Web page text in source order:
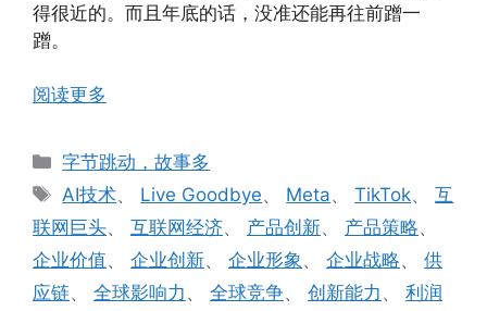
得很近的。而且年底的话，没准还能再往前蹭一
蹭。
阅读更多
分
类
字节跳动，故事多
标
签
AI技术、 Live Goodbye、 Meta、TikTok、互
联网巨头、 互联网经济、 产品创新、 产品策略、
企业价值、 企业创新、 企业形象、 企业战略、 供
应链、 全球影响力 、 全球竞争、 创新能力 、 利润